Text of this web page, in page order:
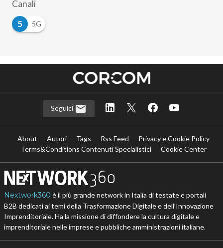
Canali
5
5G
Seguici
About Autori Tags Rss Feed
Privacy e Cookie Policy
Terms&Conditions Contenuti Specialistici
Cookie Center
Nextwork360 è il più grande network in Italia di testate e portali
B2B dedicati ai temi della Trasformazione Digitale e dell’Innovazione
Imprenditoriale. Ha la missione di diffondere la cultura digitale e
imprenditoriale nelle imprese e pubbliche amministrazioni italiane.